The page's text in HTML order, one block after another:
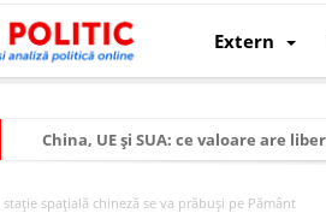
Extern
China, UE și SUA: ce valoare are
stație spațială chineză se va prăbuși pe Pământ